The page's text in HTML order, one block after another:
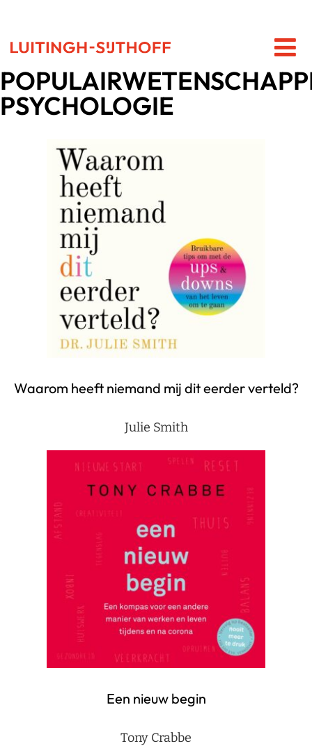
PSYCHOLOGIE
Waarom heeft niemand mij dit eerder verteld?
Julie Smith
Een nieuw begin
Tony Crabbe